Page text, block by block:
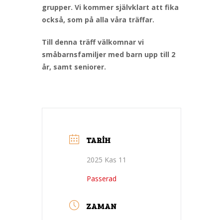
grupper. Vi kommer självklart att fika
också, som på alla våra träffar.
Till denna träff välkomnar vi
småbarnsfamiljer med barn upp till 2
år, samt seniorer.
TARIH
2025 Kas 11
Passerad
ZAMAN